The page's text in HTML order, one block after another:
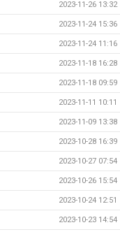
2023-11-26 13:32
2023-11-24 15:36
2023-11-24 11:16
2023-11-18 16:28
2023-11-18 09:59
2023-11-11 10:11
2023-11-09 13:38
2023-10-28 16:39
2023-10-27 07:54
2023-10-26 15:54
2023-10-24 12:51
2023-10-23 14:54